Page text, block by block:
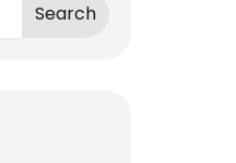
Search